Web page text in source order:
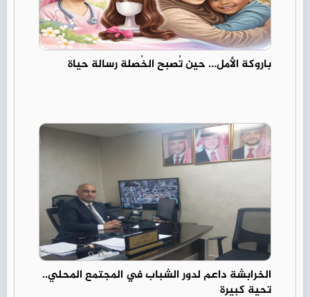
باروكة الأمل… حين تُصبح الخُصلة رسالة حياة
الخرابشة داعم لدور الشباب في المجتمع المحلي..
تحية كبيرة